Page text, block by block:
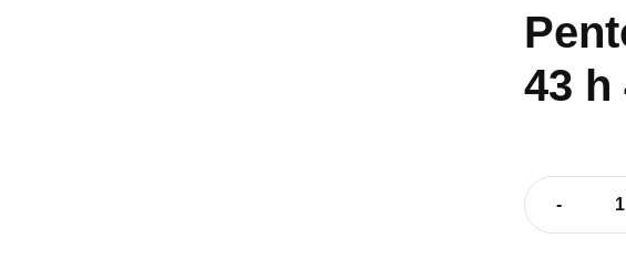
43 h
-
Pentola